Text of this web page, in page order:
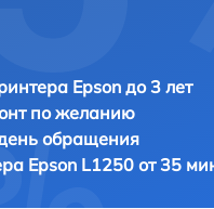
Epson до 3 лет
по желанию
обращения
Epson L1250 от 35